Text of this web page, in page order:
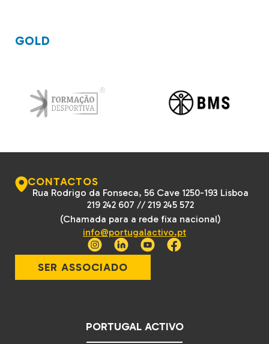
GOLD
CONTACTOS
Rua Rodrigo da Fonseca, 56 Cave 1250-193 Lisboa
219 242 607 //219 245 572
(Chamada para a rede fixa nacional)
info@portugalactivo.pt
SER ASSOCIADO
PORTUGAL ACTIVO